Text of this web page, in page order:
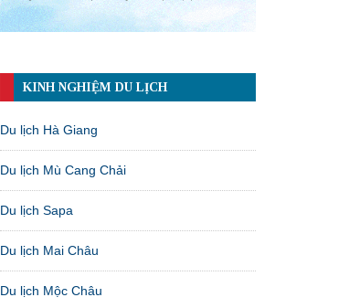
KINH NGHIỆM DU LỊCH
Du lịch Hà Giang
Du lịch Mù Cang Chải
Du lịch Sapa
Du lịch Mai Châu
Du lịch Mộc Châu